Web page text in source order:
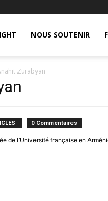
NOUS SOUTENIR
Zurabyan
0 Commentaires
de l’Université française en